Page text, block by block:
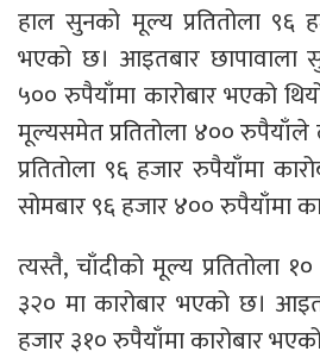
हाल सुनको मूल्य प्रतितोला ९६
भएको छ। आइतबार छापावाला
५०० रुपैयाँमा कारोबार भएको
मूल्यसमेत प्रतितोला ४००
प्रतितोला ९६ हजार रुपैयाँमा
सोमबार ९६ हजार ४०० रुपैयाँमा
त्यस्तै, चाँदीको मूल्य प्रतितोला
३२० मा कारोबार भएको छ।
हजार ३१० रुपैयाँमा कारोबार